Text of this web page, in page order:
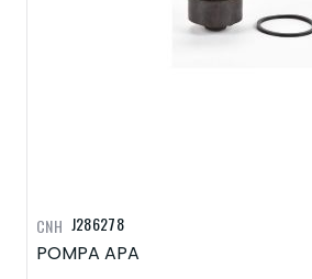
J286278
POMPA APA
CNH